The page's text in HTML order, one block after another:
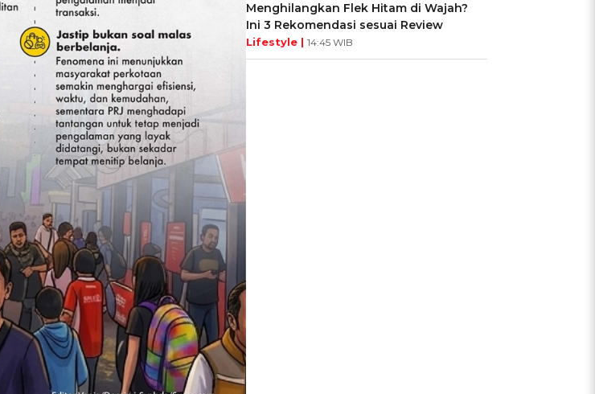
Menghilangkan Flek Hitam di Wajah?
Ini 3 Rekomendasi sesuai Review
Lifestyle | 14:45 WIB